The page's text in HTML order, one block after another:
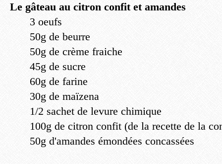
Le gâteau au citron confit et amandes
3 oeufs
50g de beurre
50g de crème fraiche
45g de sucre
60g de farine
30g de maïzena
1/2 sachet de levure chimique
100g de citron confit (de la recette de la
50g d'amandes émondées concassées